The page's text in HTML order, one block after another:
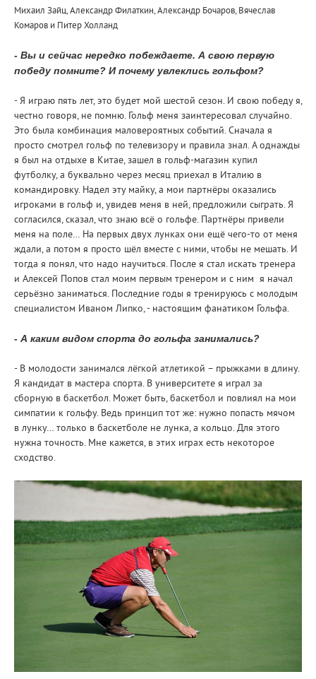
Михаил Зайц, Александр Филаткин, Александр Бочаров, Вячеслав
Комаров и Питер Холланд
- Вы и сейчас нередко побеждаете. А свою первую
победу помните? И почему увлеклись гольфом?
- Я играю пять лет, это будет мой шестой сезон. И свою победу я,
честно говоря, не помню. Гольф меня заинтересовал случайно.
Это была комбинация маловероятных событий. Сначала я
просто смотрел гольф по телевизору и правила знал. А однажды
я был на отдыхе в Китае, зашел в гольф-магазин купил
футболку, а буквально через месяц приехал в Италию в
командировку. Надел эту майку, а мои партнёры оказались
игроками в гольф и, увидев меня в ней, предложили сыграть. Я
согласился, сказал, что знаю всё о гольфе. Партнёры привели
меня на поле… На первых двух лунках они ещё чего-то от меня
ждали, а потом я просто шёл вместе с ними, чтобы не мешать. И
тогда я понял, что надо научиться. После я стал искать тренера
и Алексей Попов стал моим первым тренером и с ним я начал
серьёзно заниматься. Последние годы я тренируюсь с молодым
специалистом Иваном Липко, - настоящим фанатиком Гольфа.
- А каким видом спорта до гольфа занимались?
- В молодости занимался лёгкой атлетикой – прыжками в длину.
Я кандидат в мастера спорта. В университете я играл за
сборную в баскетбол. Может быть, баскетбол и повлиял на мои
симпатии к гольфу. Ведь принцип тот же: нужно попасть мячом
в лунку… только в баскетболе не лунка, а кольцо. Для этого
нужна точность. Мне кажется, в этих играх есть некоторое
сходство.